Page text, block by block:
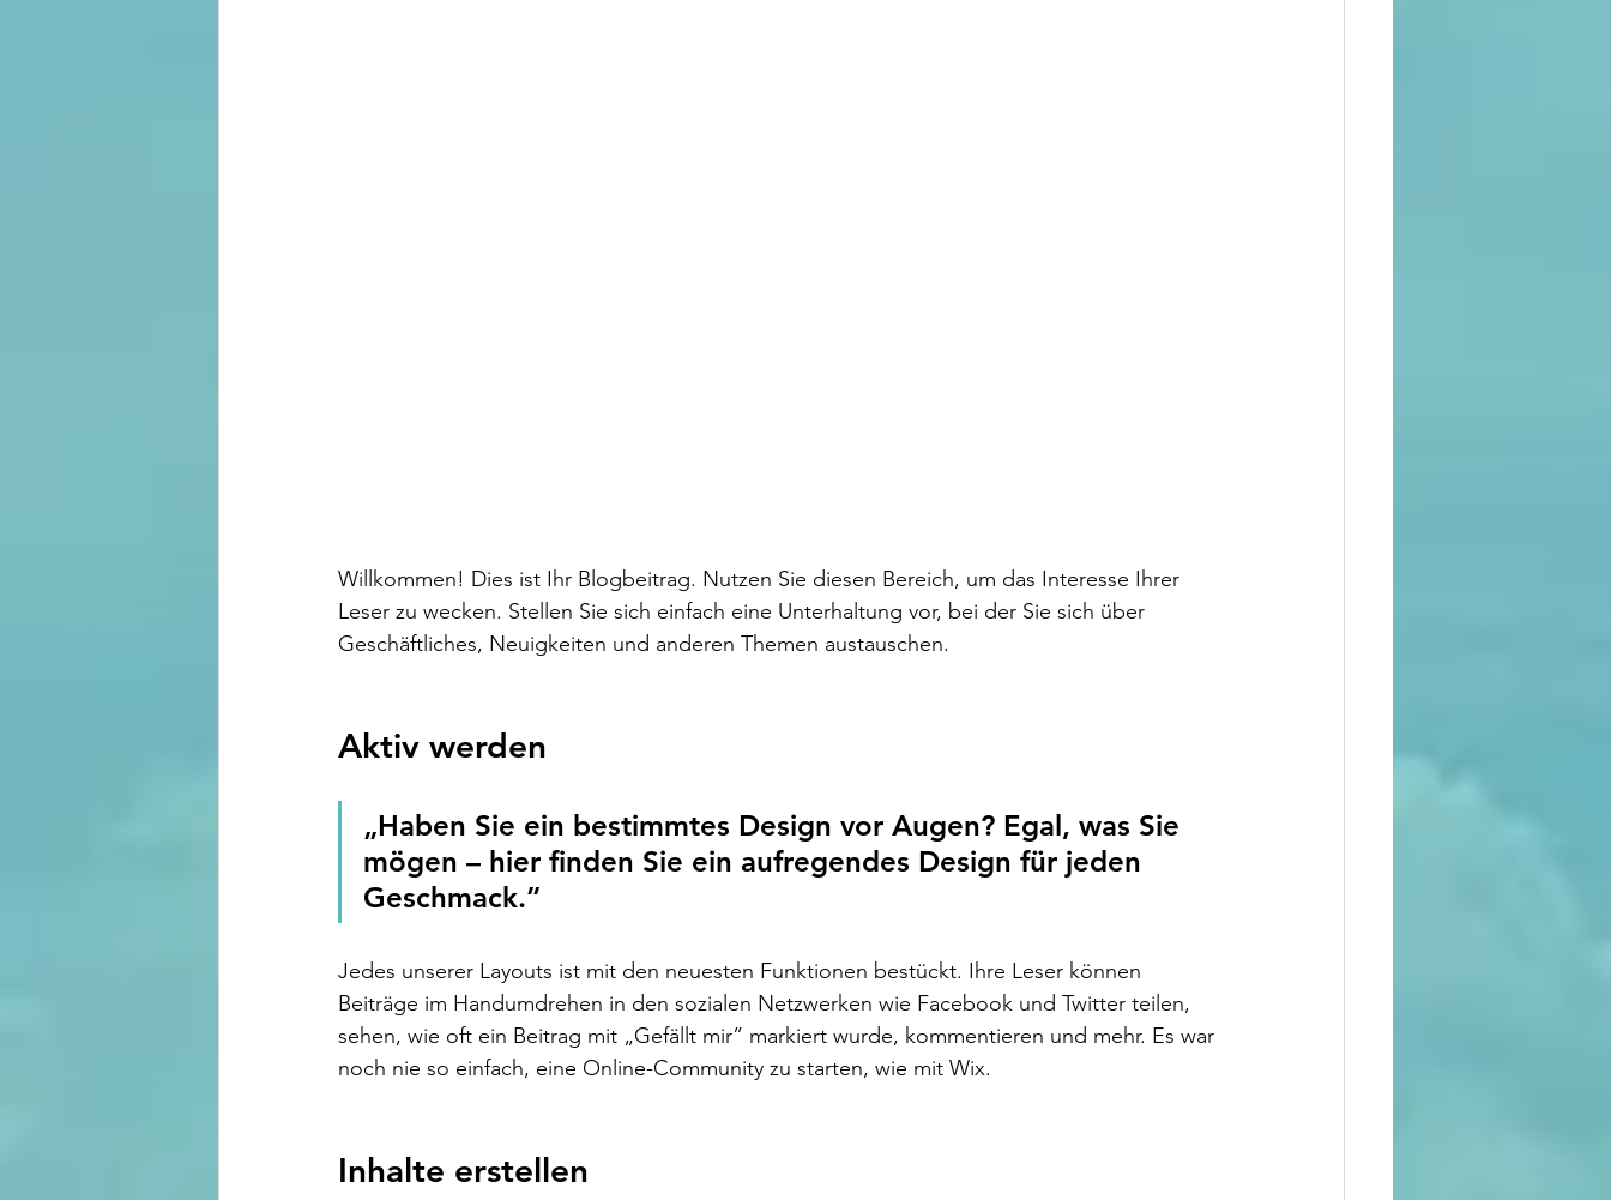
Willkommen! Dies ist Ihr Blogbeitrag. Nutzen Sie diesen Bereich, um das Interesse Ihrer
Leser zu wecken. Stellen Sie sich einfach eine Unterhaltung vor, bei der Sie sich über
Geschäftliches, Neuigkeiten und anderen Themen austauschen.
Aktiv werden
„Haben Sie ein bestimmtes Design vor Augen? Egal, was Sie
mögen – hier finden Sie ein aufregendes Design für jeden
Geschmack.”
Jedes unserer Layouts ist mit den neuesten Funktionen bestückt. Ihre Leser können
Beiträge im Handumdrehen in den sozialen Netzwerken wie Facebook und Twitter teilen,
sehen, wie oft ein Beitrag mit „Gefällt mir” markiert wurde, kommentieren und mehr. Es war
noch nie so einfach, eine Online-Community zu starten, wie mit Wix.
Inhalte erstellen